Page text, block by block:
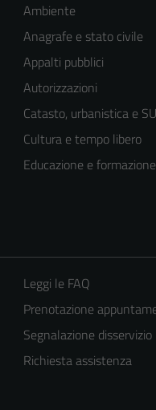
Ambiente
Anagrafe e stato civile
Appalti pubblici
Autorizzazioni
Catasto, urbanistica e
Cultura e tempo libero
Educazione e formazione
Leggi le FAQ
Prenotazione
Segnalazione disservizio
Richiesta assistenza